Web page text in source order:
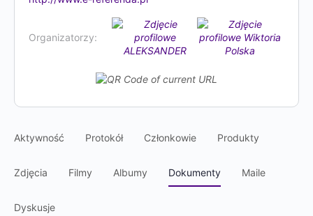
Organizatorzy:
Aktywność Protokół Członkowie Produkty
Zdjęcia Filmy Albumy Dokumenty Maile
Dyskusje